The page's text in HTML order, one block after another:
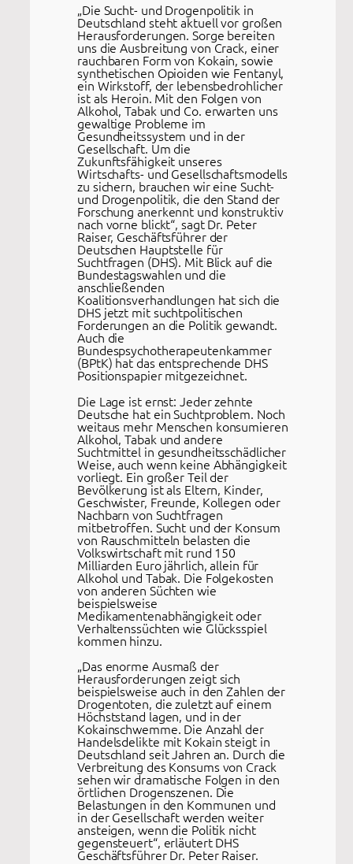
„Die Sucht- und Drogenpolitik in
Deutschland steht aktuell vor großen
Herausforderungen. Sorge bereiten
uns die Ausbreitung von Crack, einer
rauchbaren Form von Kokain, sowie
synthetischen Opioiden wie Fentanyl,
ein Wirkstoff, der lebensbedrohlicher
ist als Heroin. Mit den Folgen von
Alkohol, Tabak und Co. erwarten uns
gewaltige Probleme im
Gesundheitssystem und in der
Gesellschaft. Um die
Zukunftsfähigkeit unseres
Wirtschafts- und Gesellschaftsmodells
zu sichern, brauchen wir eine Sucht-
und Drogenpolitik, die den Stand der
Forschung anerkennt und konstruktiv
nach vorne blickt“, sagt Dr. Peter
Raiser, Geschäftsführer der
Deutschen Hauptstelle für
Suchtfragen (DHS). Mit Blick auf die
Bundestagswahlen und die
anschließenden
Koalitionsverhandlungen hat sich die
DHS jetzt mit suchtpolitischen
Forderungen an die Politik gewandt.
Auch die
Bundespsychotherapeutenkammer
(BPtK) hat das entsprechende DHS
Positionspapier mitgezeichnet.
Die Lage ist ernst: Jeder zehnte
Deutsche hat ein Suchtproblem. Noch
weitaus mehr Menschen konsumieren
Alkohol, Tabak und andere
Suchtmittel in gesundheitsschädlicher
Weise, auch wenn keine Abhängigkeit
vorliegt. Ein großer Teil der
Bevölkerung ist als Eltern, Kinder,
Geschwister, Freunde, Kollegen oder
Nachbarn von Suchtfragen
mitbetroffen. Sucht und der Konsum
von Rauschmitteln belasten die
Volkswirtschaft mit rund 150
Milliarden Euro jährlich, allein für
Alkohol und Tabak. Die Folgekosten
von anderen Süchten wie
beispielsweise
Medikamentenabhängigkeit oder
Verhaltenssüchten wie Glücksspiel
kommen hinzu.
„Das enorme Ausmaß der
Herausforderungen zeigt sich
beispielsweise auch in den Zahlen der
Drogentoten, die zuletzt auf einem
Höchststand lagen, und in der
Kokainschwemme. Die Anzahl der
Handelsdelikte mit Kokain steigt in
Deutschland seit Jahren an. Durch die
Verbreitung des Konsums von Crack
sehen wir dramatische Folgen in den
örtlichen Drogenszenen. Die
Belastungen in den Kommunen und
in der Gesellschaft werden weiter
ansteigen, wenn die Politik nicht
gegensteuert“, erläutert DHS
Geschäftsführer Dr. Peter Raiser.